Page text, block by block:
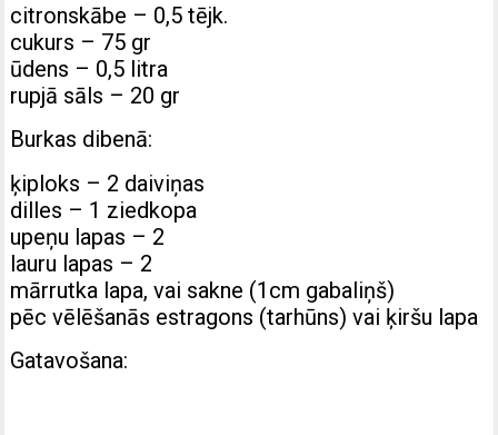
citronskābe – 0,5 tējk.
cukurs – 75 gr
ūdens – 0,5 litra
rupjā sāls – 20 gr
Burkas dibenā:
ķiploks – 2 daiviņas
dilles – 1 ziedkopa
upeņu lapas – 2
lauru lapas – 2
mārrutka lapa, vai sakne (1cm gabaliņš)
pēc vēlēšanās estragons (tarhūns) vai ķiršu lapa
Gatavošana: